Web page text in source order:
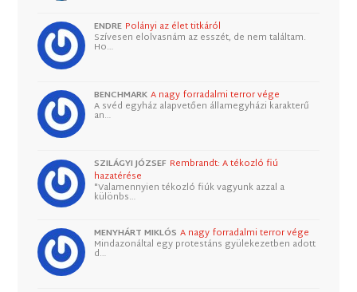
ENDRE Polányi az élet titkáról
Szívesen elolvasnám az esszét, de nem találtam.
Ho…
BENCHMARK A nagy forradalmi terror vége
A svéd egyház alapvetően államegyházi karakterű
an…
SZILÁGYI JÓZSEF Rembrandt: A tékozló fiú
hazatérése
"Valamennyien tékozló fiúk vagyunk azzal a
különbs…
MENYHÁRT MIKLÓS A nagy forradalmi terror vége
Mindazonáltal egy protestáns gyülekezetben adott
d…